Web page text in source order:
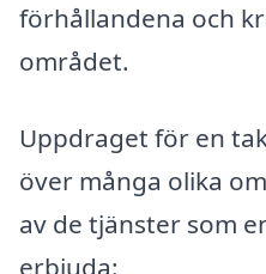
förhållandena och
området.
Uppdraget för en
över många olika
av de tjänster som
erbjuda: